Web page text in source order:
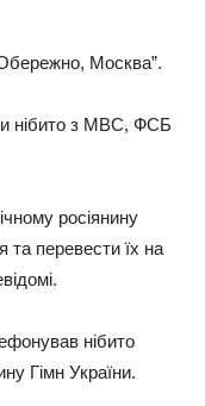
Москва”.
нібито з МВС, ФСБ
росіянину
перевести їх на
нібито
Гімн України.